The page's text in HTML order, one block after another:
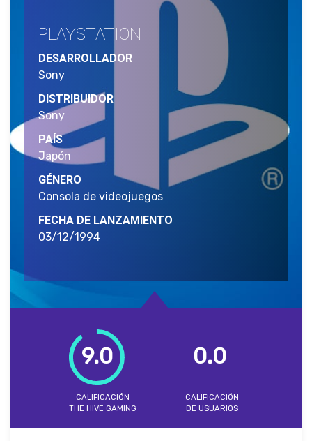
PLAYSTATION
DESARROLLADOR
Sony
DISTRIBUIDOR
Sony
PAÍS
Japón
GÉNERO
Consola de videojuegos
FECHA DE LANZAMIENTO
03/12/1994
9.0
CALIFICACIÓN
THE HIVE GAMING
0.0
CALIFICACIÓN
DE USUARIOS